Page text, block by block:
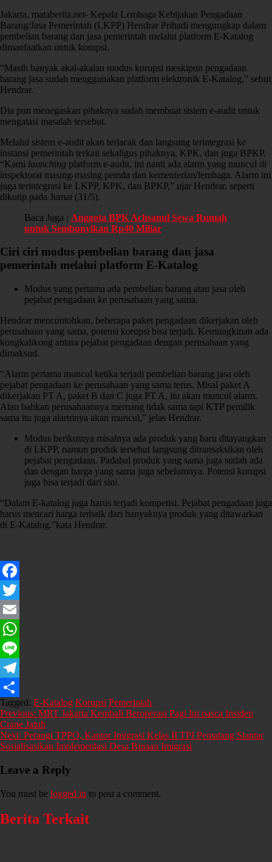
Jakarta, mataberita.net- Kepala Lembaga Kebijakan Pengadaan
Barang/Jasa Pemerintah (LKPP) Hendrar Prihadi mengungkap dalam
pembelian barang dan jasa pemerintah melalui platform E-Katalog
dimanfaatkan untuk korupsi.
“Masih banyak akal-akalan modus korupsi meskipun pengadaan
barang jasa sudah menggunakan platform elektronik E-Katalog,” sebut
Hendrar.
Dia pun menegaskan pihaknya sudah membuat sistem e-audit untuk
mengatasi masalah tersebut.
Melalui sistem e-audit akan terlacak dan langsung terintegrasi ke
instansi pemerintah terkait sekaligus pihaknya, KPK, dan juga BPKP.
“Kami launching platform e-audit, ini nanti ada alarm yang muncul di
inspektorat masing-masing pemda dan kementerian/lembaga. Alarm ini
juga terintegrasi ke LKPP, KPK, dan BPKP,” ujar Hendrar, seperti
dikutip pada Jumat (31/5).
Baca Juga : Anggota BPK Achsanul Sewa Rumah
untuk Sembunyikan Rp40 Miliar
Ciri ciri modus pembelian barang dan jasa
pemerintah melalui platform E-Katalog
Modus yang pertama ada pembelian barang atau jasa oleh
pejabat pengadaan ke perusahaan yang sama.
Hendrar mencontohkan, beberapa paket pengadaan dikerjakan oleh
perusahaan yang sama, potensi korupsi bisa terjadi. Kemungkinan ada
kongkalikong antara pejabat pengadaan dengan perusahaan yang
dimaksud.
“Alarm pertama muncul ketika terjadi pembelian barang jasa oleh
pejabat pengadaan ke perusahaan yang sama terus. Misal paket A
dikerjakan PT A, paket B dan C juga PT A, itu akan muncul alarm.
Atau bahkan perusahaannya memang tidak sama tapi KTP pemilik
sama itu juga alarmnya akan muncul,” jelas Hendrar.
Modus berikutnya misalnya ada produk yang baru ditayangkan
di LKPP, namun produk tersebut langsung ditransaksikan oleh
pejabat pengadaan. Padahal produk yang sama juga sudah ada
dan dengan harga yang sama juga sebelumnya. Potensi korupsi
juga bisa terjadi dari sini.
“Dalam E-katalog juga harus terjadi kompetisi. Pejabat pengadaan juga
harus mencari harga terbaik dari banyaknya produk yang ditawarkan
di E-Katalog.”kata Hendrar.
Facebook
Twitter
Email
WhatsApp
Line
Telegram
Share
Tagged: E-Katalog Korupsi Pemerintah
Post
navigation
Previous: MRT Jakarta Kembali Beroperasi Pagi Ini pasca Insiden
Crane Jatuh
Next: Perangi TPPO, Kantor Imigrasi Kelas II TPI Pematang Siantar
Sosialisasikan Implementasi Desa Binaan Imigrasi
Leave a Reply
You must be logged in to post a comment.
Berita Terkait